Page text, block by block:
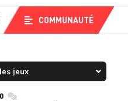
COMMUNAUTÉ
0commentaires